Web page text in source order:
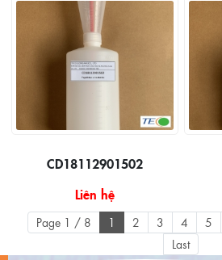
CD18112901502
Liên hệ
Page 1 / 8 1 2 3 4 5
Last